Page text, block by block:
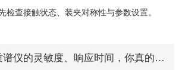
查接触状态、装夹对称性与参数设置。
仪的灵敏度、响应时间，你真的看懂了吗？